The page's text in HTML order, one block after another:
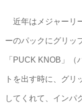
近年はメジャーリ
ーのパックにグリッ
「PUCK KNOB」（
トを出す時に、グリ
してくれて、インパ